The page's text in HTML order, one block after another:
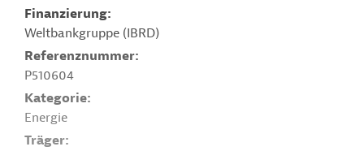
Finanzierung
Weltbankgruppe (IBRD)
Referenznummer
P510604
Kategorie
Energie
Träger